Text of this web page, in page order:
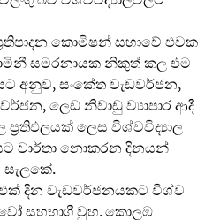
කොමිෂන් සභාවේ එවක
සමරනායක නිකුත් කල එම
අනුව, සංකේත වැඩවර්ජන,
ලෙඩ නිවාඩු ව්‍යාපාර ආදී
ප්‍රතිඵලයක් ලෙස විශ්වවිද්‍යාල
වාර්තා නොකරන දිනයන්
සැලකේ.
එක් දින වැඩවර්ජනයකට විශ්ව
සහභාගී වුහ. කොලඹ